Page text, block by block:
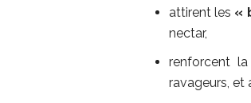
attirent les «
nectar,
renforcent la
ravageurs, et